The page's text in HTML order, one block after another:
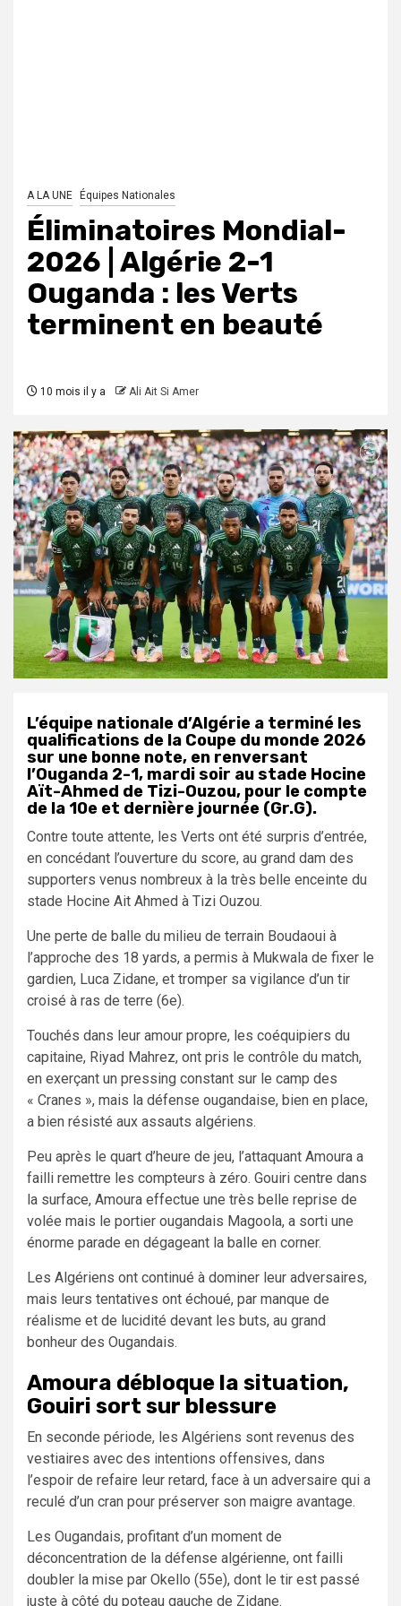
A LA UNE Équipes Nationales
Éliminatoires Mondial-
2026 | Algérie 2-1
Ouganda : les Verts
terminent en beauté
10 mois il y a Ali Ait Si Amer
L’équipe nationale d’Algérie a terminé les
qualifications de la Coupe du monde 2026
sur une bonne note, en renversant
l’Ouganda 2-1, mardi soir au stade Hocine
Aït-Ahmed de Tizi-Ouzou, pour le compte
de la 10e et dernière journée (Gr.G).
Contre toute attente, les Verts ont été surpris d’entrée,
en concédant l’ouverture du score, au grand dam des
supporters venus nombreux à la très belle enceinte du
stade Hocine Ait Ahmed à Tizi Ouzou.
Une perte de balle du milieu de terrain Boudaoui à
l’approche des 18 yards, a permis à Mukwala de fixer le
gardien, Luca Zidane, et tromper sa vigilance d’un tir
croisé à ras de terre (6e).
Touchés dans leur amour propre, les coéquipiers du
capitaine, Riyad Mahrez, ont pris le contrôle du match,
en exerçant un pressing constant sur le camp des
« Cranes », mais la défense ougandaise, bien en place,
a bien résisté aux assauts algériens.
Peu après le quart d’heure de jeu, l’attaquant Amoura a
failli remettre les compteurs à zéro. Gouiri centre dans
la surface, Amoura effectue une très belle reprise de
volée mais le portier ougandais Magoola, a sorti une
énorme parade en dégageant la balle en corner.
Les Algériens ont continué à dominer leur adversaires,
mais leurs tentatives ont échoué, par manque de
réalisme et de lucidité devant les buts, au grand
bonheur des Ougandais.
Amoura débloque la situation,
Gouiri sort sur blessure
En seconde période, les Algériens sont revenus des
vestiaires avec des intentions offensives, dans
l’espoir de refaire leur retard, face à un adversaire qui a
reculé d’un cran pour préserver son maigre avantage.
Les Ougandais, profitant d’un moment de
déconcentration de la défense algérienne, ont failli
doubler la mise par Okello (55e), dont le tir est passé
juste à côté du poteau gauche de Zidane.